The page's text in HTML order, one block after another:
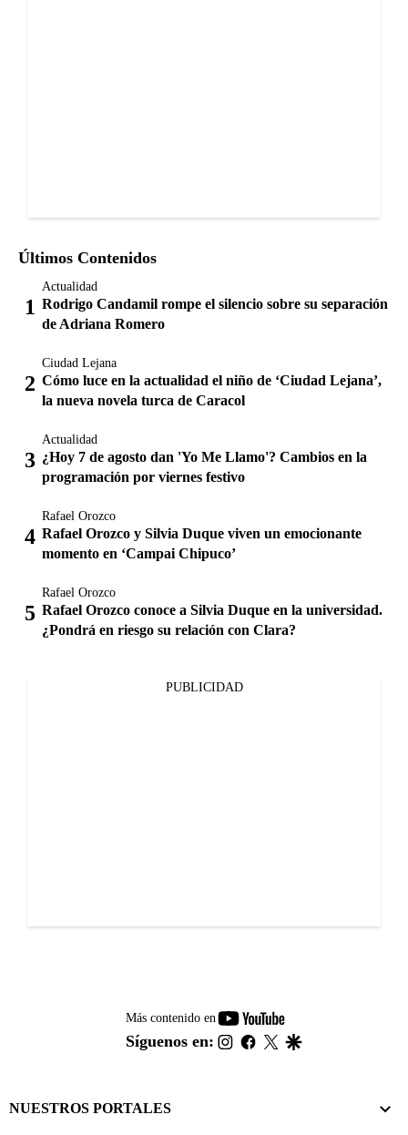
Últimos Contenidos
Actualidad
Rodrigo Candamil rompe el silencio sobre su separación
de Adriana Romero
Ciudad Lejana
Cómo luce en la actualidad el niño de ‘Ciudad Lejana’,
la nueva novela turca de Caracol
Actualidad
¿Hoy 7 de agosto dan 'Yo Me Llamo'? Cambios en la
programación por viernes festivo
Rafael Orozco
Rafael Orozco y Silvia Duque viven un emocionante
momento en ‘Campai Chipuco’
Rafael Orozco
Rafael Orozco conoce a Silvia Duque en la universidad.
¿Pondrá en riesgo su relación con Clara?
PUBLICIDAD
Más contenido en
youtube-
footer
Síguenos en: instagram
facebook
twitter
NUESTROS PORTALES